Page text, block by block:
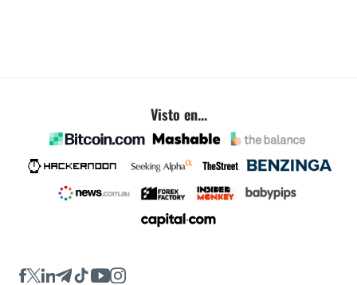
Visto en...